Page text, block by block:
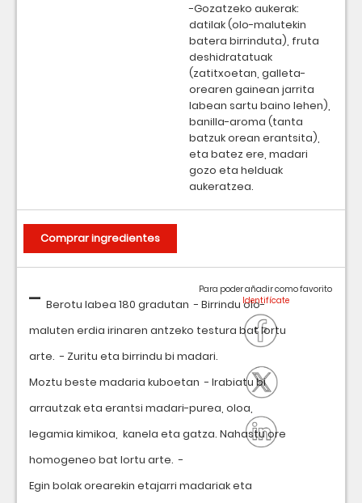
- Berotu labea 180 gradutan - Birrindu olo-
maluten erdia irinaren antzeko testura bat lortu
arte. - Zuritu eta birrindu bi madari.
Moztu beste madaria kuboetan - Irabiatu bi
arrautzak eta erantsi madari-purea, oloa,
legamia kimikoa, kanela eta gatza. Nahastu ore
homogeneo bat lortu arte. -
Egin bolak orearekin etajarri madariak eta
Para poder añadir como favorito
-Gozatzeko aukerak:
datilak (olo-malutekin
batera birrinduta), fruta
deshidratatuak
(zatitxoetan, galleta-
orearen gainean jarrita
labean sartu baino lehen),
banilla-aroma (tanta
batzuk orean erantsita),
eta batez ere, madari
gozo eta helduak
aukeratzea.
Comprar ingredientes